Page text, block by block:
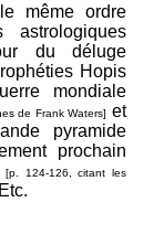
même ordre
astrologiques
du déluge
Hopis
mondiale
de Frank Waters] et
pyramide
prochain
[p. 124-126, citant les